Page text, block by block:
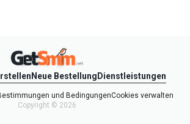
Neue Bestellung Dienstleistungen
und BedingungenCookies verwalten
Copyright © 2026